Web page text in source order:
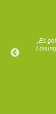
„Wir
„Es